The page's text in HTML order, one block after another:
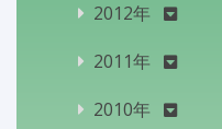
2012年
2011年
2010年